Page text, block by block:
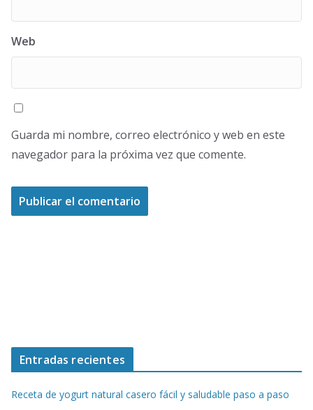
Web
Guarda mi nombre, correo electrónico y web en este
navegador para la próxima vez que comente.
Entradas recientes
Receta de yogurt natural casero fácil y saludable paso a paso